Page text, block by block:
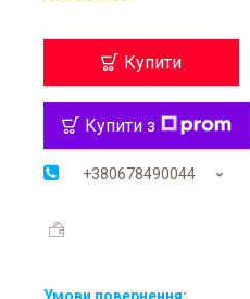
Купити
Купити з
+380678490044